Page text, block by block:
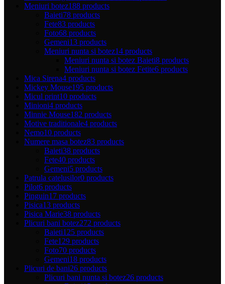
Meniuri botez188 products
Baieti78 products
Fete83 products
Foto68 products
Gemeni13 products
Meniuri nunta si botez14 products
Meniuri nunta si botez Baieti8 products
Meniuri nunta si botez Fetite6 products
Mica Sirena4 products
Mickey Mouse195 products
Micul print10 products
Minioni4 products
Minnie Mouse182 products
Motive traditionale4 products
Nemo10 products
Numere masa botez83 products
Baieti38 products
Fete40 products
Gemeni5 products
Patrula catelusilor0 products
Pilot6 products
Pinguin17 products
Pisica13 products
Pisica Marie38 products
Plicuri bani botez272 products
Baieti125 products
Fete129 products
Foto70 products
Gemeni18 products
Plicuri de bani26 products
Plicuri bani nunta si botez26 products